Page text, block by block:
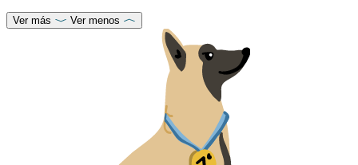
Ver más Ver menos